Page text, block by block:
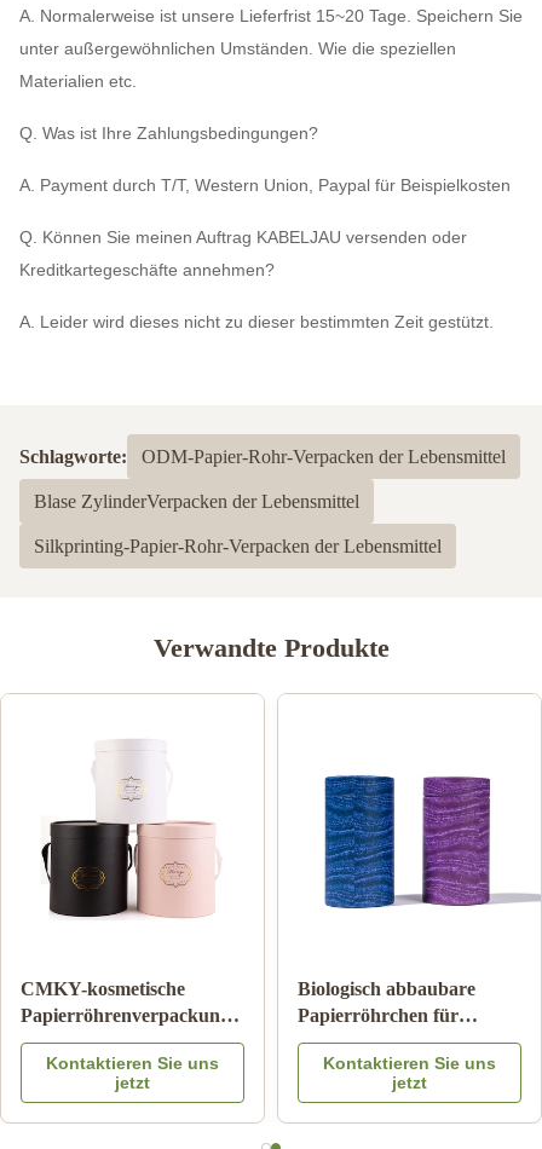
A. Normalerweise ist unsere Lieferfrist 15~20 Tage. Speichern Sie
unter außergewöhnlichen Umständen. Wie die speziellen
Materialien etc.
Q. Was ist Ihre Zahlungsbedingungen?
A. Payment durch T/T, Western Union, Paypal für Beispielkosten
Q. Können Sie meinen Auftrag KABELJAU versenden oder
Kreditkartegeschäfte annehmen?
A. Leider wird dieses nicht zu dieser bestimmten Zeit gestützt.
Schlagworte: ODM-Papier-Rohr-Verpacken der Lebensmittel
Blase ZylinderVerpacken der Lebensmittel
Silkprinting-Papier-Rohr-Verpacken der Lebensmittel
Verwandte Produkte
Papppapier-Rohr-
Verpacken der
Lebensmittel mit Farbe
Logo Embossed des
Metalldeckel-CMYK
Kontaktieren Sie uns
CMKY-kosmetische
Luxuszylinder-
Artpaper
Kontaktieren Sie